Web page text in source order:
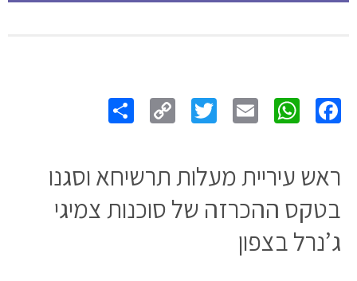
Link
ראש עיריית מעלות תרשיחא וסגנו
בטקס ההכרזה של סוכנות צמיגי
ג’נרל בצפון